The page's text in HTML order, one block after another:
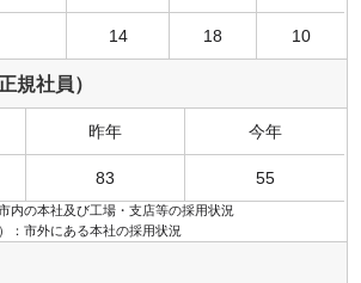
14 18 10
規社員）
昨年 今年
83 55
内の本社及び工場・支店等の採用状況
：市外にある本社の採用状況